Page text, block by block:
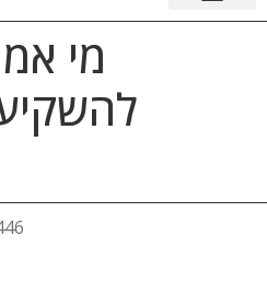
מי